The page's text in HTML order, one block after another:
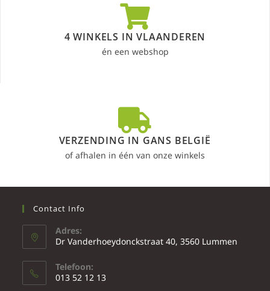
4 WINKELS IN VLAANDEREN
én een webshop
VERZENDING IN GANS BELGIË
of afhalen in één van onze winkels
Contact Info
Adres:
Dr Vanderhoeydonckstraat 40, 3560 Lummen
Telefoon:
013 52 12 13